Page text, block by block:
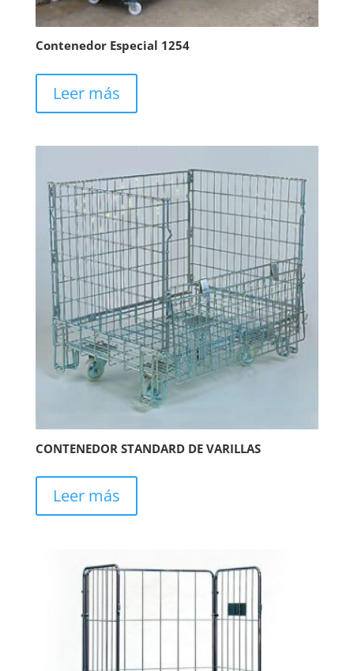
Contenedor Especial 1254
Leer más
CONTENEDOR STANDARD DE VARILLAS
Leer más